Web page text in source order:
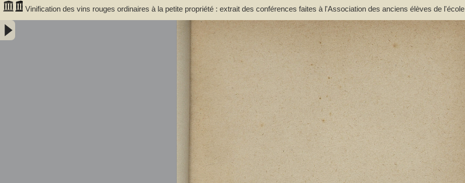
Vinification des vins rouges ordinaires à la petite propriété : extrait des conférences faites à l'Association des anciens élèves de l'école
communale de Portet (Haute-Garonne) / par A. Lacassagne,... - Lacassagne, A.. Auteur